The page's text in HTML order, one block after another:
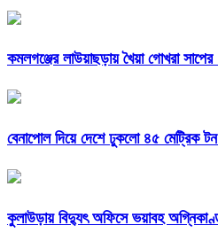
কমলগঞ্জের লাউয়াছড়ায় খৈয়া গোখরা
বেনাপোল দিয়ে দেশে ঢুকলো ৪৫ মেট্রিক টন
কুলাউড়ায় বিদ্যুৎ অফিসে ভয়াবহ